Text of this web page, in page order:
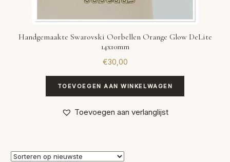
Handgemaakte Swarovski Oorbellen Orange Glow DeLite
14x10mm
€30,00
TOEVOEGEN AAN WINKELWAGEN
Toevoegen aan verlanglijst